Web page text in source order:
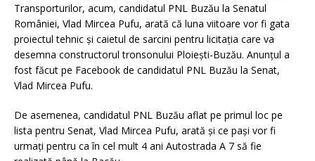
Transporturilor, acum, candidatul PNL Buzău la Senatul
României, Vlad Mircea Pufu, arată că luna viitoare vor fi gata
proiectul tehnic și caietul de sarcini pentru licitația care va
desemna constructorul tronsonului Ploiești-Buzău. Anunțul a
fost făcut pe Facebook de candidatul PNL Buzău la Senat,
Vlad Mircea Pufu.
De asemenea, candidatul PNL Buzău aflat pe primul loc pe
lista pentru Senat, Vlad Mircea Pufu, arată și ce pași vor fi
urmați pentru ca în cel mult 4 ani Autostrada A 7 să fie